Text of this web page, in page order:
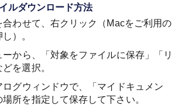
ルダウンロード方法
合わせて、右クリック（Macをご利用の
）。
ーから、「対象をファイルに保存」「リ
を選択。
ログウィンドウで、「マイドキュメン
場所を指定して保存して下さい。